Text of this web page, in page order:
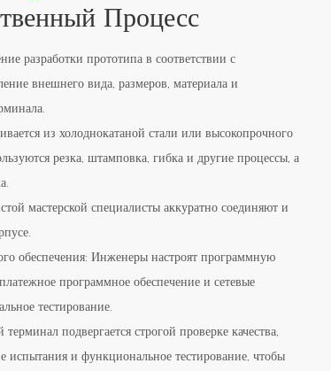
Процесс
разработки прототипа в соответствии с
внешнего вида, размеров, материала и
из холоднокатаной стали или высокопрочного
резка, штамповка, гибка и другие процессы, а
мастерской специалисты аккуратно соединяют и
обеспечения: Инженеры настроят программную
программное обеспечение и сетевые
тестирование.
подвергается строгой проверке качества,
испытания и функциональное тестирование, чтобы